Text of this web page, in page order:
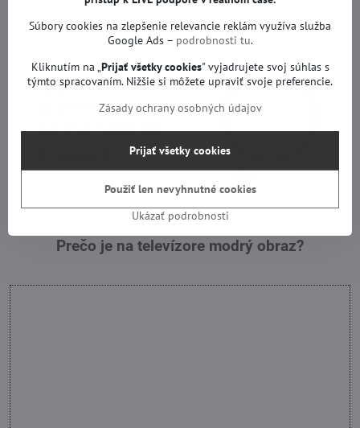
HC550DGGSLUL, HC500DQN-VCUL9-A11X a iné.
Prečo je na televízore modrý obraz?
Súbory cookies na zlepšenie relevancie reklám využíva služba
Google Ads – podrobnosti tu.
Kliknutím na „Prijať všetky cookies" vyjadrujete svoj súhlas s
týmto spracovaním. Nižšie si môžete upraviť svoje preferencie.
Zásady ochrany osobných údajov
Ukázať podrobnosti
Prijať všetky cookies
Použiť len nevyhnutné cookies